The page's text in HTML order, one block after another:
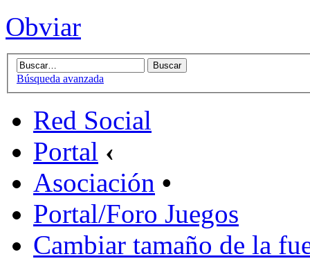
Obviar
Búsqueda avanzada
Red Social
Portal ‹
Asociación •
Portal/Foro Juegos
Cambiar tamaño de la